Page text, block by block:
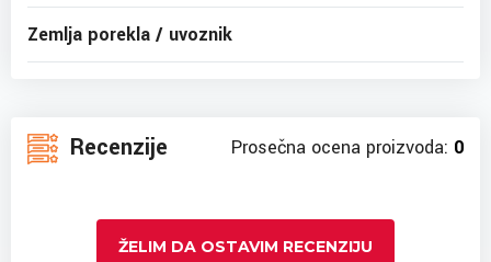
Zemlja porekla / uvoznik
Recenzije Prosečna ocena proizvoda: 0
ŽELIM DA OSTAVIM RECENZIJU